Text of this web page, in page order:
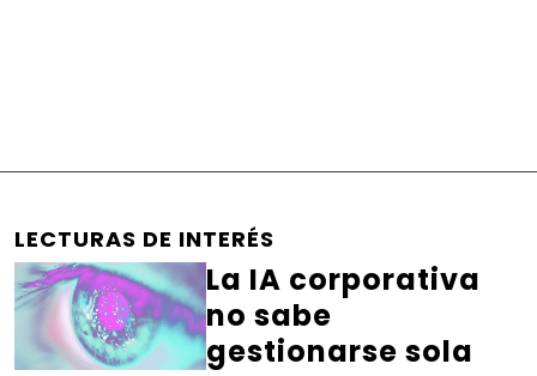
LECTURAS DE INTERÉS
La IA corporativa
no sabe
gestionarse sola